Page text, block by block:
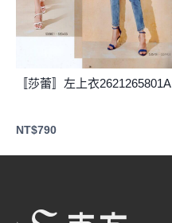
〚莎蕾〛左上衣2621265801A
NT$790